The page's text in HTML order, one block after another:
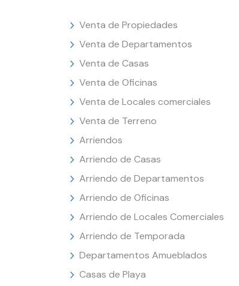
Venta de Propiedades
Venta de Departamentos
Venta de Casas
Venta de Oficinas
Venta de Locales comerciales
Venta de Terreno
Arriendos
Arriendo de Casas
Arriendo de Departamentos
Arriendo de Oficinas
Arriendo de Locales Comerciales
Arriendo de Temporada
Departamentos Amueblados
Casas de Playa